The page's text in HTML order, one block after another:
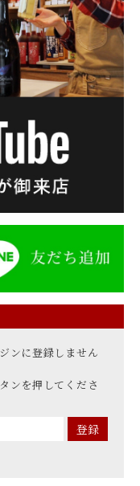
ンに登録しません
ンを押してくださ